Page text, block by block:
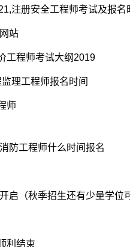
注册安全工程师考试及报名
站
工程师考试大纲2019
理工程师报名时间
师
防工程师什么时间报名
启（秋季招生还有少量学位
利结束